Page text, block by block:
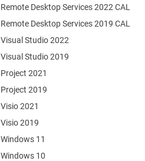
Remote Desktop Services 2022 CAL
Remote Desktop Services 2019 CAL
Visual Studio 2022
Visual Studio 2019
Project 2021
Project 2019
Visio 2021
Visio 2019
Windows 11
Windows 10